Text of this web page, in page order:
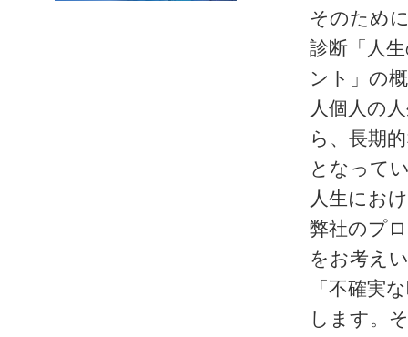
そのため
診断「人
ント」の
人個人の
ら、長期
となって
人生にお
弊社のプ
をお考え
「不確実
します。